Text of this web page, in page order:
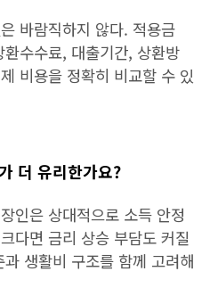
바람직하지 않다. 적용금
수수료, 대출기간, 상환방
비용을 정확히 비교할 수 있
더 유리한가요?
인은 상대적으로 소득 안정
다면 금리 상승 부담도 커질
생활비 구조를 함께 고려해